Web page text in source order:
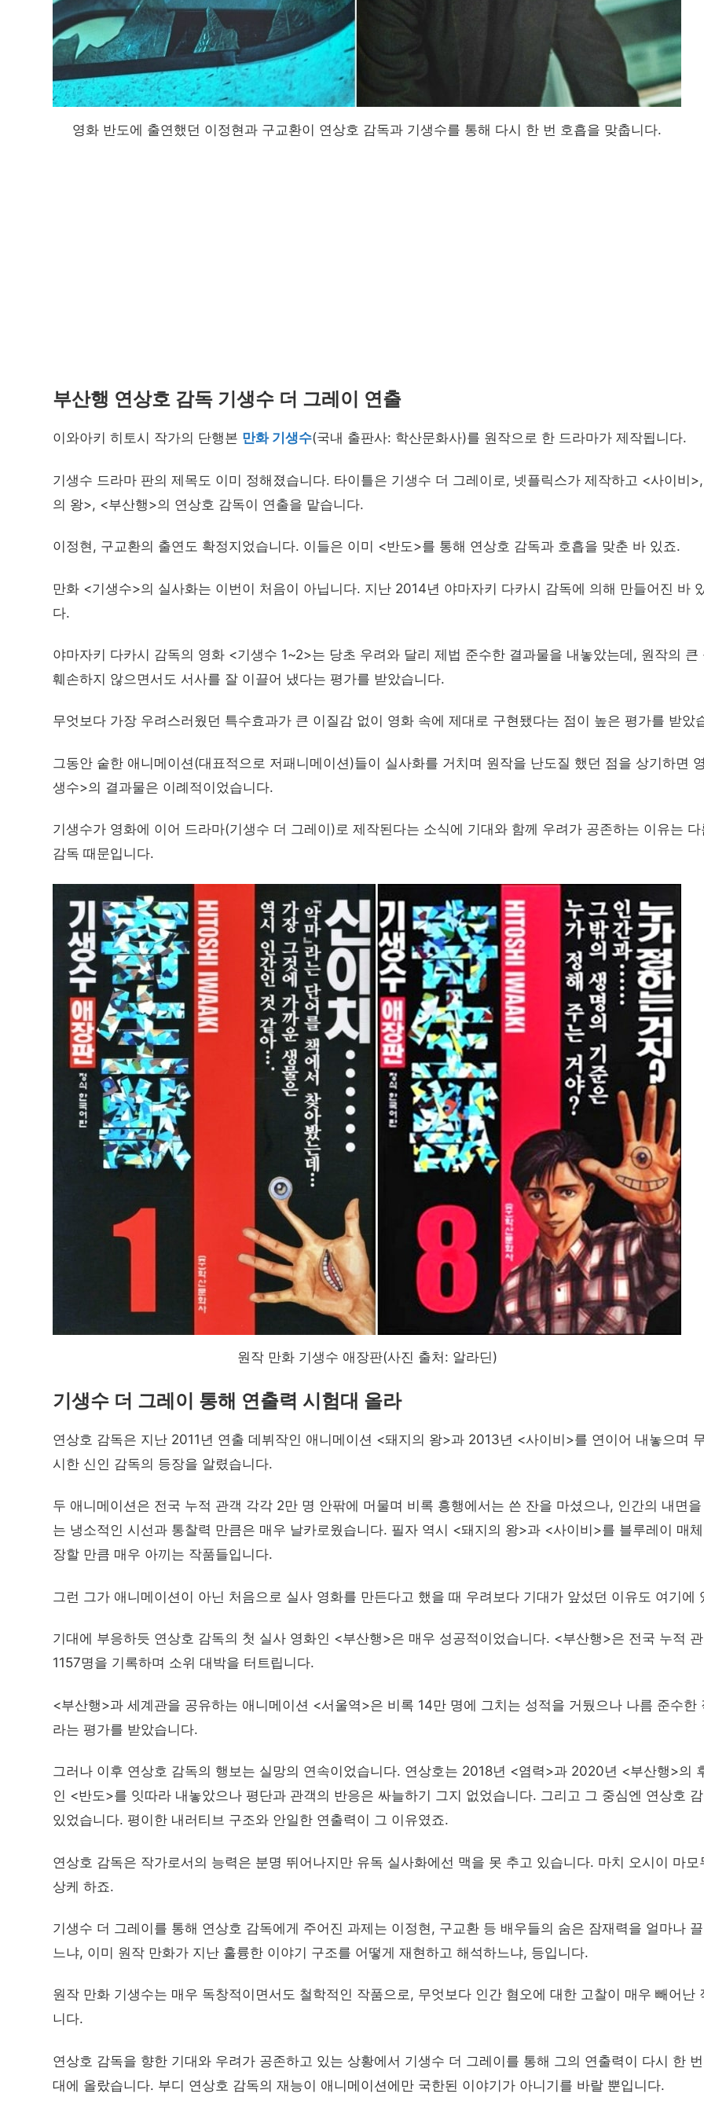
영화 반도에 출연했던 이정현과 구교환이 연상호 감독과 기생수를 통해 다시 한 번 호흡을 맞춥니다.
부산행 연상호 감독 기생수 더 그레이 연출
이와아키 히토시 작가의 단행본 만화 기생수(국내 출판사: 학산문화사)를 원작으로 한 드라마가 제작됩니다.
기생수 드라마 판의 제목도 이미 정해졌습니다. 타이틀은 기생수 더 그레이로, 넷플릭스가 제작하고 <사이비
의 왕>, <부산행>의 연상호 감독이 연출을 맡습니다.
이정현, 구교환의 출연도 확정지었습니다. 이들은 이미 <반도>를 통해 연상호 감독과 호흡을 맞춘 바 있죠.
만화 <기생수>의 실사화는 이번이 처음이 아닙니다. 지난 2014년 야마자키 다카시 감독에 의해 만들어진 바
다.
야마자키 다카시 감독의 영화 <기생수 1~2>는 당초 우려와 달리 제법 준수한 결과물을 내놓았는데, 원작의 큰
훼손하지 않으면서도 서사를 잘 이끌어 냈다는 평가를 받았습니다.
무엇보다 가장 우려스러웠던 특수효과가 큰 이질감 없이 영화 속에 제대로 구현됐다는 점이 높은 평가를 받았
그동안 숱한 애니메이션(대표적으로 저패니메이션)들이 실사화를 거치며 원작을 난도질 했던 점을 상기하면
생수>의 결과물은 이례적이었습니다.
기생수가 영화에 이어 드라마(기생수 더 그레이)로 제작된다는 소식에 기대와 함께 우려가 공존하는 이유는 다
감독 때문입니다.
원작 만화 기생수 애장판(사진 출처: 알라딘)
기생수 더 그레이 통해 연출력 시험대 올라
연상호 감독은 지난 2011년 연출 데뷔작인 애니메이션 <돼지의 왕>과 2013년 <사이비>를 연이어 내놓으며
시한 신인 감독의 등장을 알렸습니다.
두 애니메이션은 전국 누적 관객 각각 2만 명 안팎에 머물며 비록 흥행에서는 쓴 잔을 마셨으나, 인간의 내면
는 냉소적인 시선과 통찰력 만큼은 매우 날카로웠습니다. 필자 역시 <돼지의 왕>과 <사이비>를 블루레이 매
장할 만큼 매우 아끼는 작품들입니다.
그런 그가 애니메이션이 아닌 처음으로 실사 영화를 만든다고 했을 때 우려보다 기대가 앞섰던 이유도 여기에
기대에 부응하듯 연상호 감독의 첫 실사 영화인 <부산행>은 매우 성공적이었습니다. <부산행>은 전국 누적
1157명을 기록하며 소위 대박을 터트립니다.
<부산행>과 세계관을 공유하는 애니메이션 <서울역>은 비록 14만 명에 그치는 성적을 거뒀으나 나름 준수한
라는 평가를 받았습니다.
그러나 이후 연상호 감독의 행보는 실망의 연속이었습니다. 연상호는 2018년 <염력>과 2020년 <부산행>의
인 <반도>를 잇따라 내놓았으나 평단과 관객의 반응은 싸늘하기 그지 없었습니다. 그리고 그 중심엔 연상호 감
있었습니다. 평이한 내러티브 구조와 안일한 연출력이 그 이유였죠.
연상호 감독은 작가로서의 능력은 분명 뛰어나지만 유독 실사화에선 맥을 못 추고 있습니다. 마치 오시이 마모
상케 하죠.
기생수 더 그레이를 통해 연상호 감독에게 주어진 과제는 이정현, 구교환 등 배우들의 숨은 잠재력을 얼마나
느냐, 이미 원작 만화가 지난 훌륭한 이야기 구조를 어떻게 재현하고 해석하느냐, 등입니다.
원작 만화 기생수는 매우 독창적이면서도 철학적인 작품으로, 무엇보다 인간 혐오에 대한 고찰이 매우 빼어난
니다.
연상호 감독을 향한 기대와 우려가 공존하고 있는 상황에서 기생수 더 그레이를 통해 그의 연출력이 다시 한
대에 올랐습니다. 부디 연상호 감독의 재능이 애니메이션에만 국한된 이야기가 아니기를 바랄 뿐입니다.